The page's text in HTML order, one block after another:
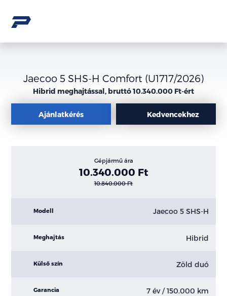
Jaecoo 5 SHS-H Comfort (U1717/2026)
Hibrid meghajtással, bruttó 10.340.000 Ft-ért
Ajánlatkérés Kedvencekhez
Gépjármű ára
10.340.000 Ft
10.840.000 Ft
Modell Jaecoo 5 SHS-H
Meghajtás Hibrid
Külső szín Zöld duó
Garancia 7 év / 150.000 km